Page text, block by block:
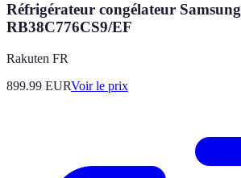
Réfrigérateur congélateur Samsung
RB38C776CS9/EF
Rakuten FR
899.99 EURVoir le prix